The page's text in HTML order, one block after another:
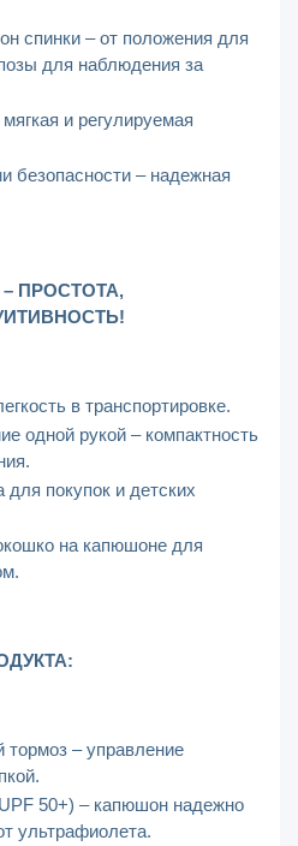
спинки – от положения для
для наблюдения за
и регулируемая
безопасности – надежная
ПРОСТОТА,
в транспортировке.
одной рукой – компактность
для покупок и детских
на капюшоне для
– управление
50+) – капюшон надежно
ультрафиолета.